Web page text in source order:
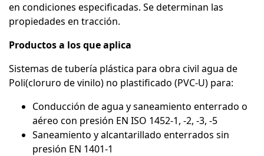
en condiciones especificadas. Se determinan las
propiedades en tracción.
Productos a los que aplica
Sistemas de tubería plástica para obra civil agua de
Poli(cloruro de vinilo) no plastificado (PVC-U) para:
Conducción de agua y saneamiento enterrado o
aéreo con presión EN ISO 1452-1, -2, -3, -5
Saneamiento y alcantarillado enterrados sin
presión EN 1401-1